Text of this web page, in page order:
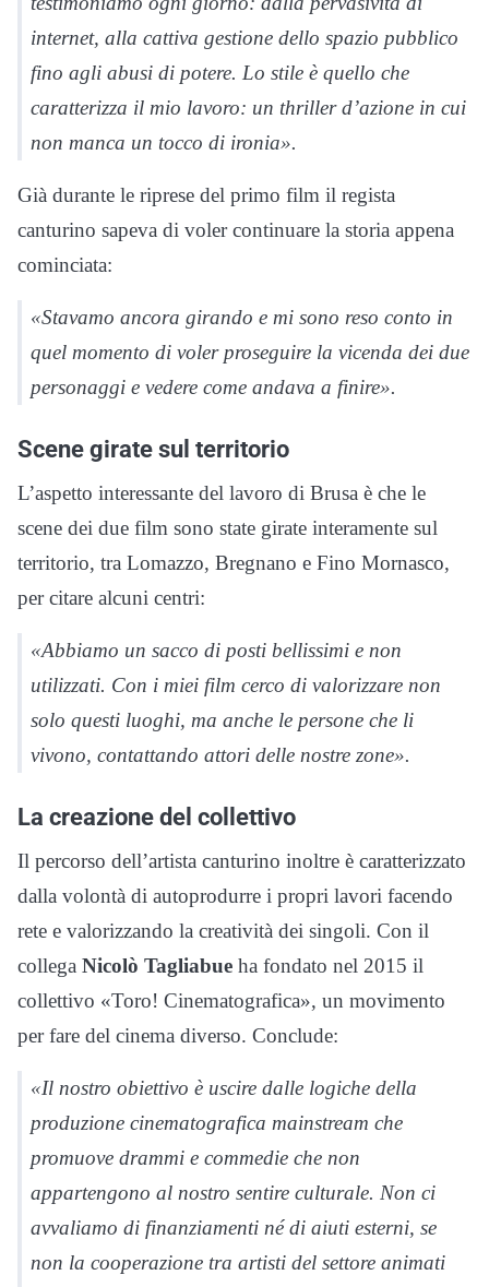
internet, alla cattiva gestione dello spazio pubblico
fino agli abusi di potere. Lo stile è quello che
caratterizza il mio lavoro: un thriller d’azione in cui
non manca un tocco di ironia».
Già durante le riprese del primo film il regista
canturino sapeva di voler continuare la storia appena
cominciata:
«Stavamo ancora girando e mi sono reso conto in
quel momento di voler proseguire la vicenda dei due
personaggi e vedere come andava a finire».
Scene girate sul territorio
L’aspetto interessante del lavoro di Brusa è che le
scene dei due film sono state girate interamente sul
territorio, tra Lomazzo, Bregnano e Fino Mornasco,
per citare alcuni centri:
«Abbiamo un sacco di posti bellissimi e non
utilizzati. Con i miei film cerco di valorizzare non
solo questi luoghi, ma anche le persone che li
vivono, contattando attori delle nostre zone».
La creazione del collettivo
Il percorso dell’artista canturino inoltre è caratterizzato
dalla volontà di autoprodurre i propri lavori facendo
rete e valorizzando la creatività dei singoli. Con il
collega Nicolò Tagliabue ha fondato nel 2015 il
collettivo «Toro! Cinematografica», un movimento
per fare del cinema diverso. Conclude:
«Il nostro obiettivo è uscire dalle logiche della
produzione cinematografica mainstream che
promuove drammi e commedie che non
appartengono al nostro sentire culturale. Non ci
avvaliamo di finanziamenti né di aiuti esterni, se
non la cooperazione tra artisti del settore animati